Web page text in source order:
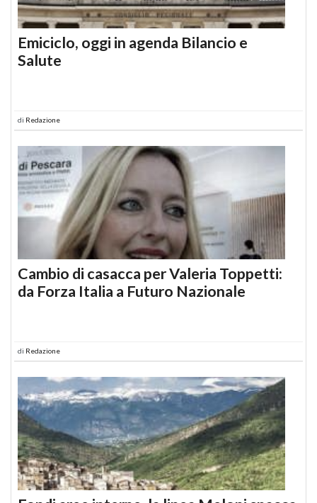
Emiciclo, oggi in agenda Bilancio e
Salute
di Redazione
Cambio di casacca per Valeria Toppetti:
da Forza Italia a Futuro Nazionale
di Redazione